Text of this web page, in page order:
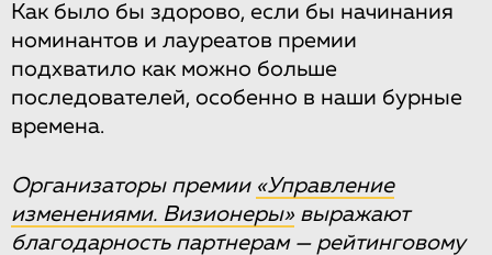
Как было бы здорово, если бы начинания
номинантов и лауреатов премии
подхватило как можно больше
последователей, особенно в наши бурные
времена.
Организаторы премии «Управление
изменениями. Визионеры» выражают
благодарность партнерам — рейтинговому